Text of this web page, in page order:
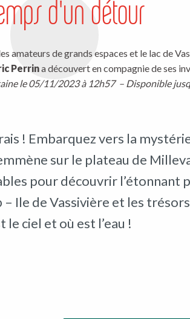
d'un détour
amateurs de grands espaces et le lac de
Perrina découvert en compagnie de ses
le 05/11/2023 à 12h57 – Disponible
! Embarquez vers la
sur le plateau de
pour découvrir l’étonnant
– Ile de Vassivière et les
le ciel et où est l’eau !